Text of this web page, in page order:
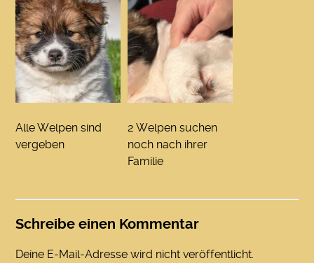
Alle Welpen sind
vergeben
2 Welpen suchen
noch nach ihrer
Familie
Schreibe einen Kommentar
Deine E-Mail-Adresse wird nicht veröffentlicht.